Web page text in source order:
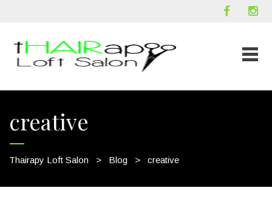
creative
Thairapy Loft Salon > Blog > creative